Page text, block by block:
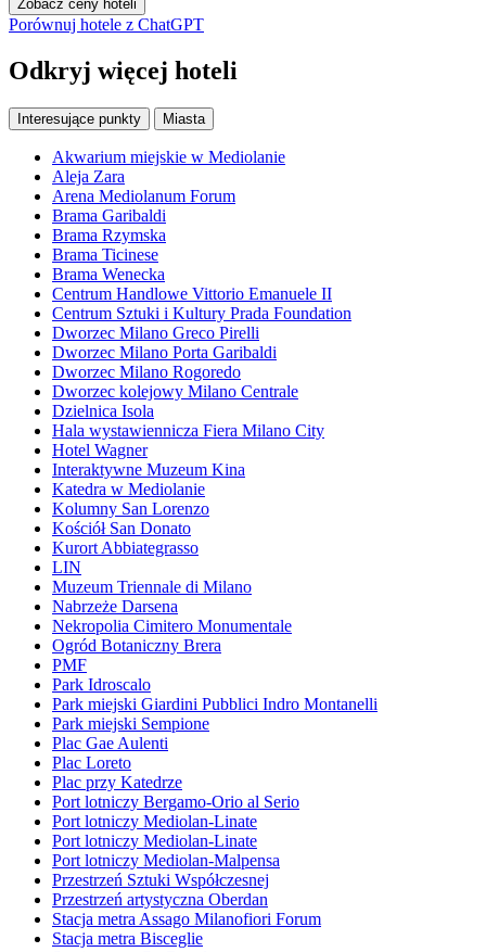
Zobacz ceny hoteli
Porównuj hotele z ChatGPT
Odkryj więcej hoteli
Interesujące punkty Miasta
Akwarium miejskie w Mediolanie
Aleja Zara
Arena Mediolanum Forum
Brama Garibaldi
Brama Rzymska
Brama Ticinese
Brama Wenecka
Centrum Handlowe Vittorio Emanuele II
Centrum Sztuki i Kultury Prada Foundation
Dworzec Milano Greco Pirelli
Dworzec Milano Porta Garibaldi
Dworzec Milano Rogoredo
Dworzec kolejowy Milano Centrale
Dzielnica Isola
Hala wystawiennicza Fiera Milano City
Hotel Wagner
Interaktywne Muzeum Kina
Katedra w Mediolanie
Kolumny San Lorenzo
Kościół San Donato
Kurort Abbiategrasso
LIN
Muzeum Triennale di Milano
Nabrzeże Darsena
Nekropolia Cimitero Monumentale
Ogród Botaniczny Brera
PMF
Park Idroscalo
Park miejski Giardini Pubblici Indro Montanelli
Park miejski Sempione
Plac Gae Aulenti
Plac Loreto
Plac przy Katedrze
Port lotniczy Bergamo-Orio al Serio
Port lotniczy Mediolan-Linate
Port lotniczy Mediolan-Linate
Port lotniczy Mediolan-Malpensa
Przestrzeń Sztuki Współczesnej
Przestrzeń artystyczna Oberdan
Stacja metra Assago Milanofiori Forum
Stacja metra Bisceglie